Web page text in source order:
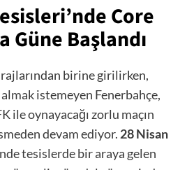
Core
Güne Başlandı
birine girilirken,
istemeyen Fenerbahçe,
ile oynayacağı zorlu maçın
devam ediyor. 28 Nisan
tesislerde bir araya gelen